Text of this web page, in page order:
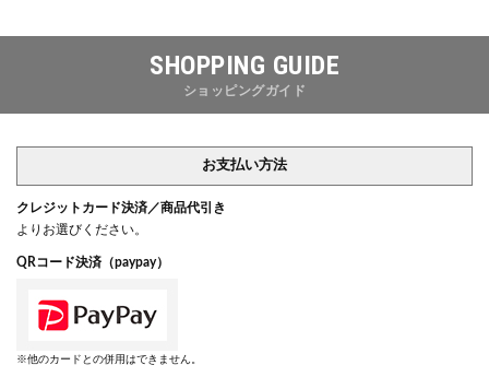
SHOPPING GUIDE
ショッピングガイド
お支払い方法
クレジットカード決済／商品代引き
よりお選びください。
QRコード決済（paypay）
※他のカードとの併用はできません。